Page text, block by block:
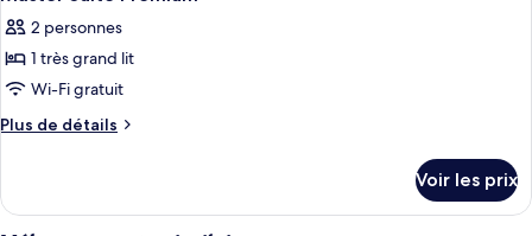
2 personnes
1 très grand lit
Wi-Fi gratuit
Plus de détails
Plus
le
type
Voir les prix